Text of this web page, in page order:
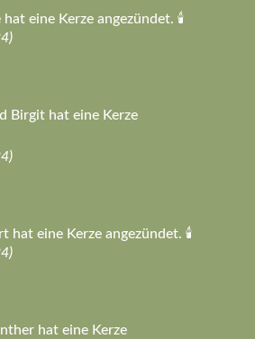
hat eine Kerze angezündet. 🕯️
Birgit hat eine Kerze
hat eine Kerze angezündet. 🕯️
hat eine Kerze